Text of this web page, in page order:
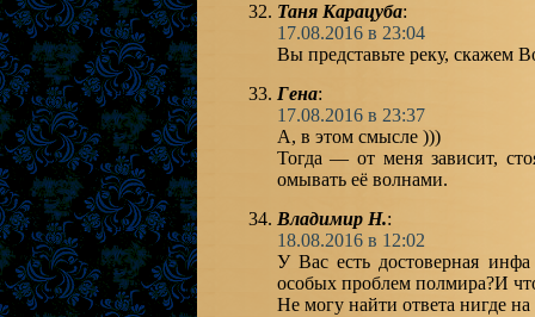
Таня Карацуба:
17.08.2016 в 23:04
Вы представьте реку, скажем
Гена:
17.08.2016 в 23:37
А, в этом смысле )))
Тогда — от меня зависит,
омывать её волнами.
Владимир Н.:
18.08.2016 в 12:02
У Вас есть достоверная
особых проблем полмира?И
Не могу найти ответа нигде